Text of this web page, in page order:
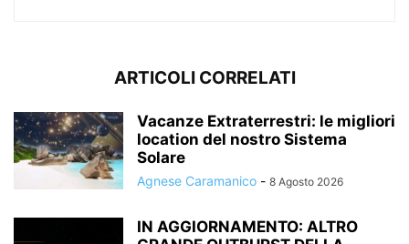
ARTICOLI CORRELATI
Vacanze Extraterrestri: le migliori
location del nostro Sistema
Solare
Agnese Caramanico - 8 Agosto 2026
IN AGGIORNAMENTO: ALTRO